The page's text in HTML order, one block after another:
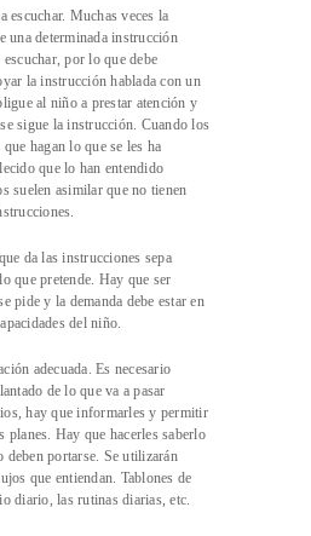
escuchar. Muchas veces la
una determinada instrucción
escuchar, por lo que debe
la instrucción hablada con un
al niño a prestar atención y
sigue la instrucción. Cuando los
hagan lo que se les ha
que lo han entendido
suelen asimilar que no tienen
da las instrucciones sepa
que pretende. Hay que ser
pide y la demanda debe estar en
del niño.
adecuada. Es necesario
de lo que va a pasar
hay que informarles y permitir
planes. Hay que hacerles saberlo
deben portarse. Se utilizarán
que entiendan. Tablones de
diario, las rutinas diarias, etc.